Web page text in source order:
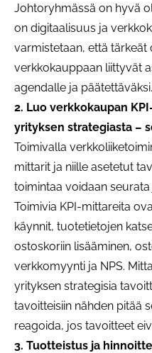
Johtoryhmässä on hyvä
on digitaalisuus ja
varmistetaan, että tärkeät
verkkokauppaan liittyvät
agendalle ja päätettäväksi.
2. Luo verkkokaupan
yrityksen strategiasta –
Toimivalla
mittarit ja niille asetetut
toimintaa voidaan seurata
Toimivia KPI-mittareita
käynnit, tuotetietojen
ostoskoriin lisääminen,
verkkomyynti ja NPS.
yrityksen strategisia
tavoitteisiin nähden pitää
reagoida, jos tavoitteet
3. Tuotteistus ja